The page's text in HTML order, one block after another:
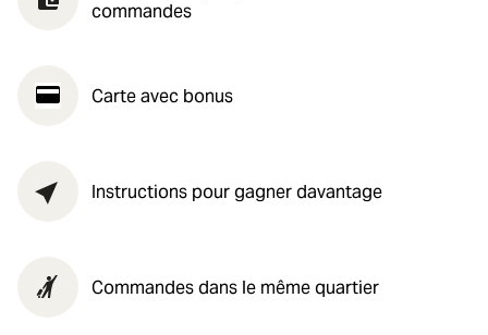
commandes
Carte avec bonus
Instructions pour gagner davantage
Commandes dans le même quartier